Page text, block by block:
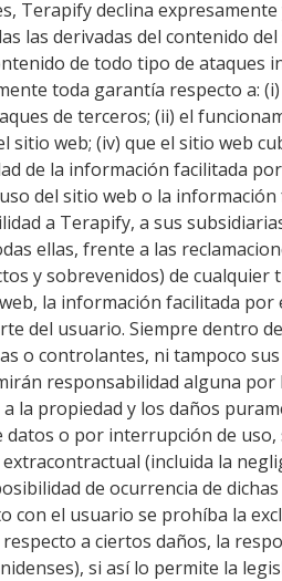
Terapify declina
las derivadas del contenido
de todo tipo de ataques
toda garantía respecto a:
de terceros; (ii) el
sitio web; (iv) que el sitio web
de la información facilitada
del sitio web o la
a Terapify, a sus
ellas, frente a las
y sobrevenidos) de
la información facilitada
del usuario. Siempre dentro
o controlantes, ni tampoco
responsabilidad alguna
la propiedad y los daños
datos o por interrupción de
(incluida la
de ocurrencia de
con el usuario se prohíba la
a ciertos daños, la
si así lo permite la